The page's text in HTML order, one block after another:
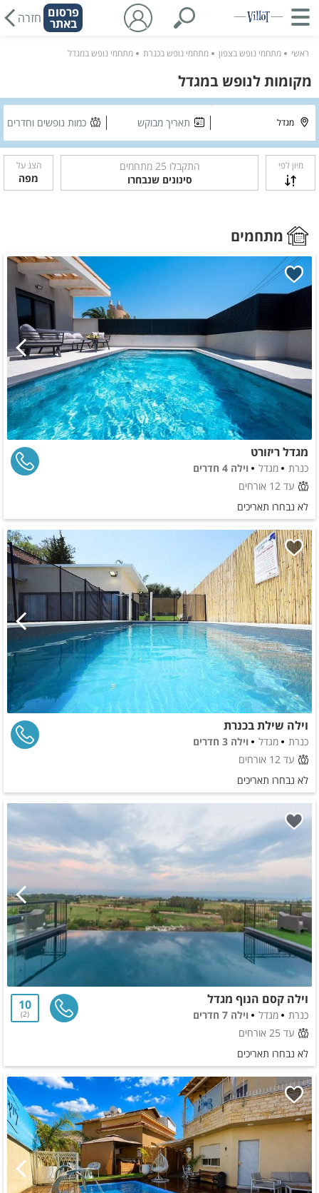
פרסום
באתר חזרה
ראשי מתחמי נופש בצפון מתחמי נופש בכנרת מתחמי נופש במגדל
מקומות לנופש במגדל
תאריך מבוקש כמות נופשים וחדרים
מיון לפי התקבלו 25 מתחמים
סינונים שנבחרו
הצג על
מפה
מתחמים
מגדל ריזורט
כנרת מגדל
וילה 4 חדרים
עד 12 אורחים
לא נבחרו תאריכים
וילה שילת בכנרת
כנרת מגדל
וילה 3 חדרים
עד 12 אורחים
לא נבחרו תאריכים
וילה קסם הנוף מגדל
כנרת מגדל
וילה 7 חדרים
עד 25 אורחים
10
2
לא נבחרו תאריכים